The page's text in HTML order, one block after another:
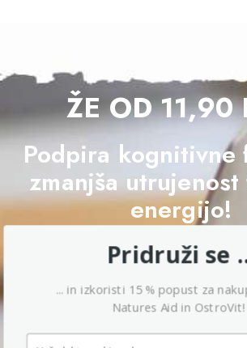
05/2026
ŽE OD 11,90
Podpira kognitivne
zmanjša
energijo!
NA PONUDBO
Pridruži se
... in izkoristi 15 % popust za
Natures Aid in OstroVit!